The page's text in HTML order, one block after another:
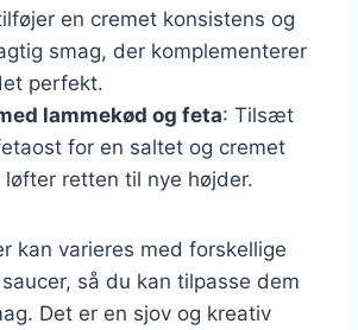
en cremet konsistens og
smag, der komplementerer
perfekt.
lammekød og feta: Tilsæt
for en saltet og cremet
løfter retten til nye højder.
kan varieres med forskellige
så du kan tilpasse dem
Det er en sjov og kreativ